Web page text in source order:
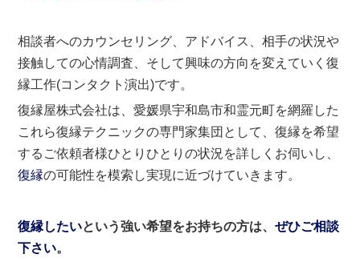
相談者へのカウンセリング、アドバイス、相手の状況や
接触しての心情調査、そして興味の方向を変えていく復
縁工作(コンタクト演出)です。
復縁屋株式会社は、愛媛県宇和島市和霊元町を網羅した
これら復縁テクニックの専門家集団として、復縁を希望
するご依頼者様ひとりひとりの状況を詳しくお伺いし、
復縁の可能性を模索し実現に近づけていきます。
復縁したいという強い希望をお持ちの方は、ぜひご相談
下さい。